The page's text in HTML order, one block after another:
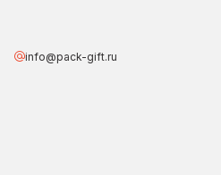
info@pack-gift.ru